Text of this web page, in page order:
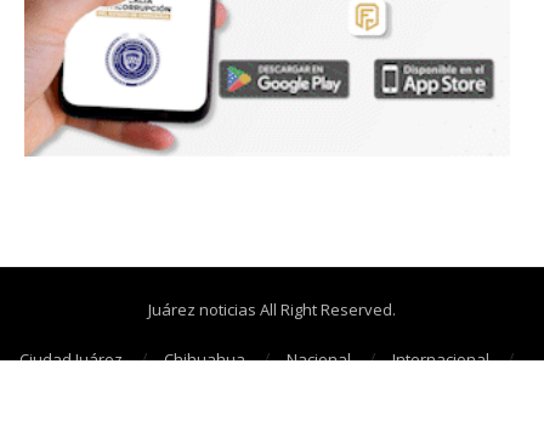
Juárez noticias All Right Reserved.
Ciudad Juárez Chihuahua Nacional
Internacional